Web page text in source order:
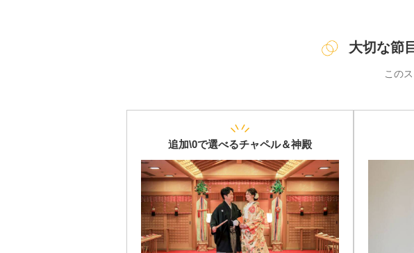
大切な節
この
追加\0で選べるチャペル＆神殿